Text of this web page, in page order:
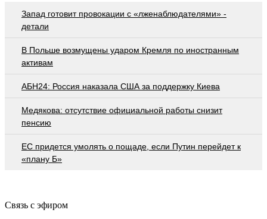
Запад готовит провокации с «лженаблюдателями» -
детали
В Польше возмущены ударом Кремля по иностранным
активам
АБН24: Россия наказала США за поддержку Киева
Медякова: отсутствие официальной работы снизит
пенсию
EC придется умолять о пощаде, если Путин перейдет к
«плану Б»
Связь с эфиром